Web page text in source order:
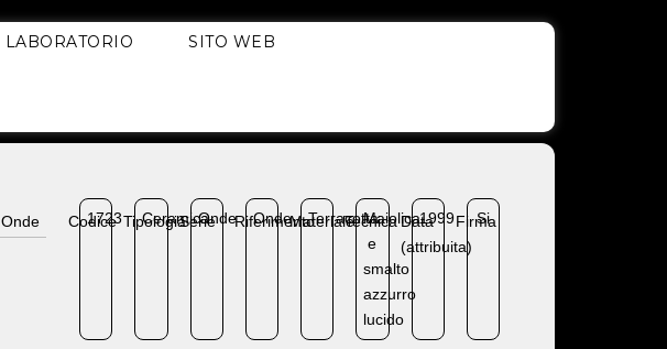
LABORATORIO SITO WEB
Onde Codice
1723Tipologia
Ceramica
SerieOndeRiferimento
OndeMateriale
Terracotta
Tecnica
Maiolica
e
smalto
azzurro
lucido
Data
(attribuita)
1999Firma
Si